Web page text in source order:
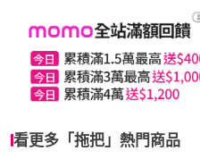
看更多「拖把」熱門商品